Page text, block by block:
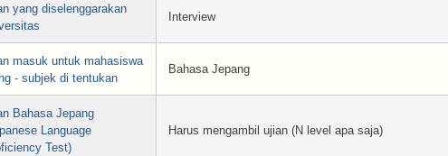
yang diselenggarakan
Interview
masuk untuk mahasiswa
- subjek di tentukan
Bahasa Jepang
Bahasa Jepang
Language
Test)
Harus mengambil ujian (N level apa saja)